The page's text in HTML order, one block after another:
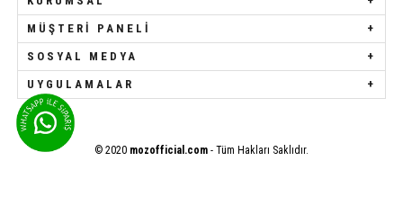
MÜŞTERI PANELI
SOSYAL MEDYA
UYGULAMALAR
© 2020 mozofficial.com - Tüm Hakları Saklıdır.